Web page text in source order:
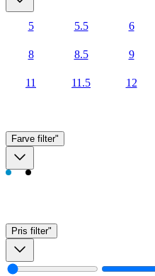
5 5.5 6
8 8.5 9
11 11.5 12
Farve filter"
Pris filter"